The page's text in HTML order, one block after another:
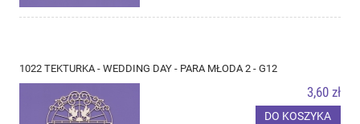
1022 TEKTURKA - WEDDING DAY - PARA MŁODA 2 - G12
3,60 zł
DO KOSZYKA